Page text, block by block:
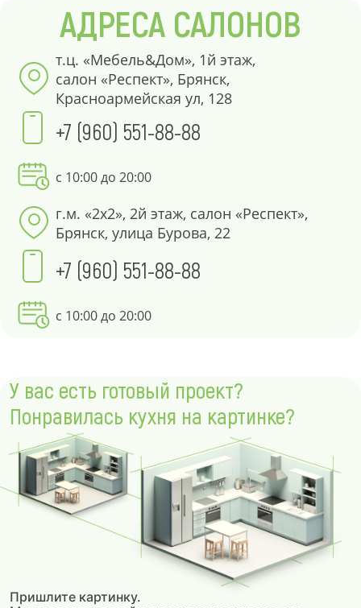
АДРЕСА САЛОНОВ
т.ц. «Мебель&Дом», 1й этаж,
салон «Респект», Брянск,
Красноармейская ул, 128
+7 (960) 551-88-88
с 10:00 до 20:00
г.м. «2х2», 2й этаж, салон «Респект»,
Брянск, улица Бурова, 22
+7 (960) 551-88-88
с 10:00 до 20:00
У вас есть готовый проект?
Понравилась кухня на картинке?
Пришлите картинку.